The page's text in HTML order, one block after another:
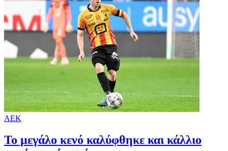
ΑΕΚ
Το μεγάλο κενό καλύφθηκε και κάλλιο